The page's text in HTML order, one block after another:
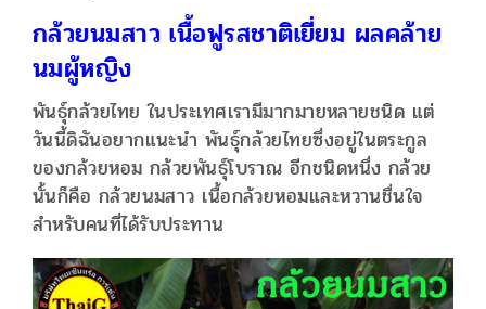
กล้วยนมสาว เนื้อฟูรสชาติเยี่ยม ผลคล้าย
นมผู้หญิง
พันธุ์กล้วยไทย ในประเทศเรามีมากมายหลายชนิด แต่
วันนี้ดิฉันอยากแนะนำ พันธุ์กล้วยไทยซึ่งอยู่ในตระกูล
ของกล้วยหอม กล้วยพันธุ์โบราณ อีกชนิดหนึ่ง กล้วย
นั้นก็คือ กล้วยนมสาว เนื้อกล้วยหอมและหวานชื่นใจ
สำหรับคนที่ได้รับประทาน